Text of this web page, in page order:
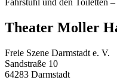
Theater Moller
Freie Szene Darmstadt e. V.
Sandstraße 10
64283 Darmstadt